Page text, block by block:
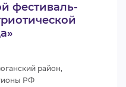
фестиваль-
район,
РФ